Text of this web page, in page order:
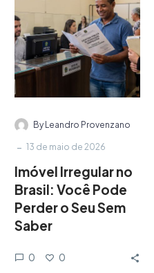
By Leandro Provenzano
- 13 de maio de 2026
Imóvel Irregular no
Brasil: Você Pode
Perder o Seu Sem
Saber
0 0